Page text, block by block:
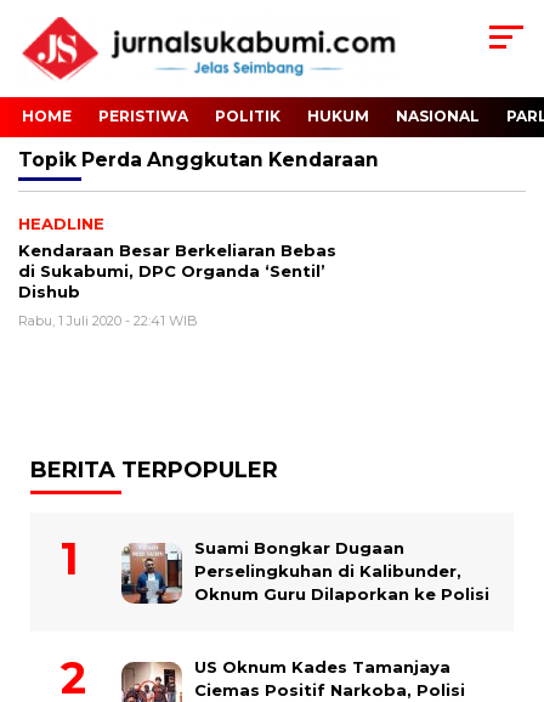
HOME PERISTIWA POLITIK HUKUM NASIONAL
Topik Perda Anggkutan Kendaraan
HEADLINE
Kendaraan Besar Berkeliaran Bebas
di Sukabumi, DPC Organda ‘Sentil’
Dishub
Rabu, 1 Juli 2020 - 22:41 WIB
BERITA TERPOPULER
Suami Bongkar Dugaan
Perselingkuhan di Kalibunder,
Oknum Guru Dilaporkan ke Polisi
US Oknum Kades Tamanjaya
Ciemas Positif Narkoba, Polisi